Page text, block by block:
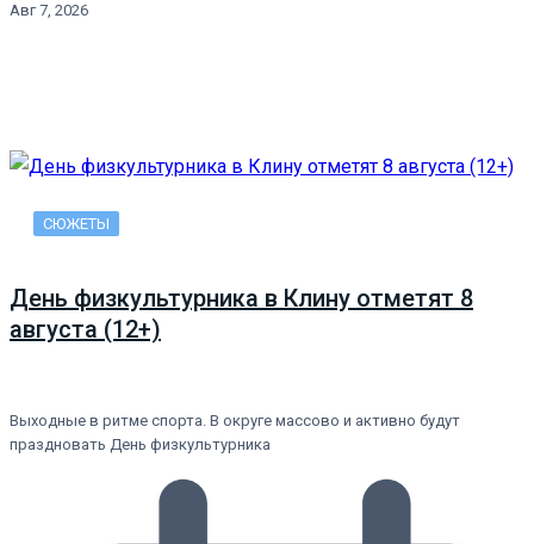
Авг 7, 2026
СЮЖЕТЫ
День физкультурника в Клину отметят 8
августа (12+)
Выходные в ритме спорта. В округе массово и активно будут
праздновать День физкультурника